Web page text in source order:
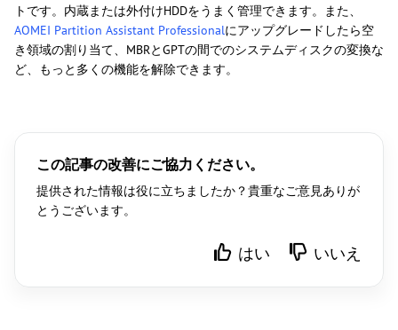
トです。内蔵または外付けHDDをうまく管理できます。また、
AOMEI Partition Assistant Professionalにアップグレードしたら空
き領域の割り当て、MBRとGPTの間でのシステムディスクの変換な
ど、もっと多くの機能を解除できます。
この記事の改善にご協力ください。
提供された情報は役に立ちましたか？貴重なご意見ありが
とうございます。
はい いいえ